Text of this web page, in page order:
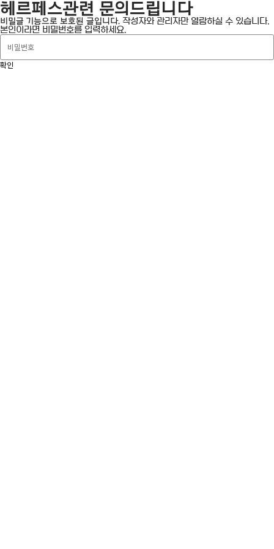
헤르페스관련 문의드립니다
비밀글 기능으로 보호된 글입니다. 작성자와 관리자만 열람하실 수 있습니다.
본인이라면 비밀번호를 입력하세요.